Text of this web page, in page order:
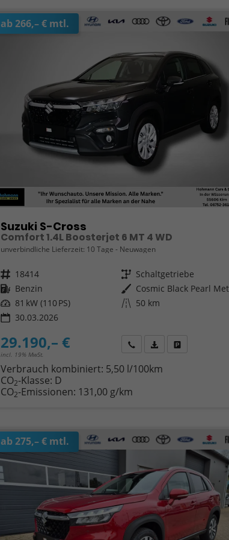
ab 266,– € mtl.
Suzuki S-Cross
Comfort 1.4L Boosterjet 6 MT 4 WD
unverbindliche Lieferzeit: 10 Tage Neuwagen
Fahrzeugnr. 18414 Getriebe Schaltgetriebe
Kraftstoff Benzin Außenfarbe
Leistung 81 kW (110 PS) Kilometerstand 50 km
30.03.2026
29.190,– €
incl. 19% MwSt.
Wir rufen Sie anFahrzeugexposé (PDF)
Verbrauch kombiniert: 5,50 l/100km
CO2-Klasse: D
CO2-Emissionen: 131,00 g/km
ab 275,– € mtl.